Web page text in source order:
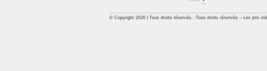
© Copyright 2026 | Tous droits réservés. -Tous droits réservés – Les prix